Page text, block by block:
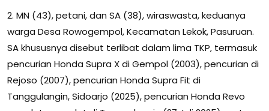
2. MN (43), petani, dan SA (38), wiraswasta, keduanya
warga Desa Rowogempol, Kecamatan Lekok, Pasuruan.
SA khususnya disebut terlibat dalam lima TKP, termasuk
pencurian Honda Supra X di Gempol (2003), pencurian di
Rejoso (2007), pencurian Honda Supra Fit di
Tanggulangin, Sidoarjo (2025), pencurian Honda Revo